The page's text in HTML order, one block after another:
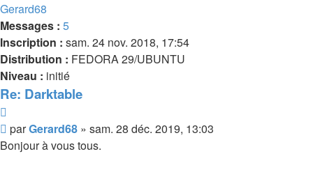
Gerard68
Messages : 5
Inscription : sam. 24 nov. 2018, 17:54
Distribution : FEDORA 29/UBUNTU
Niveau : initié
Re: Darktable
Message
parGerard68 » sam. 28 déc. 2019, 13:03
Bonjour à vous tous.